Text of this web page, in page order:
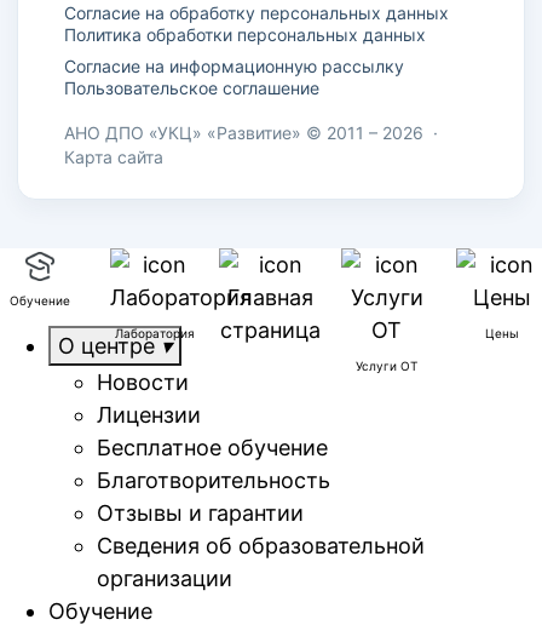
Согласие на обработку персональных данных
Политика обработки персональных данных
Согласие на информационную рассылку
Пользовательское соглашение
АНО ДПО «УКЦ» «Развитие» © 2011 – 2026 ·
Карта сайта
Обучение
Лаборатория
Услуги ОТ
Цены
О центре
Новости
Лицензии
Бесплатное обучение
Благотворительность
Отзывы и гарантии
Сведения об образовательной
организации
Обучение